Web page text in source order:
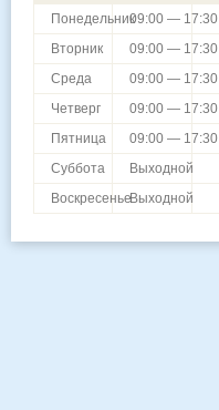
Понедельник09:00 — 17:30
Вторник
09:00 — 17:30
Среда
09:00 — 17:30
Четверг
09:00 — 17:30
Пятница
09:00 — 17:30
Суббота
Выходной
ВоскресеньеВыходной